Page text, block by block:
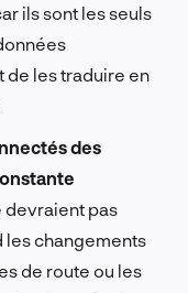
ils sont les seuls
de les traduire en
des
devraient pas
les changements
de route ou les